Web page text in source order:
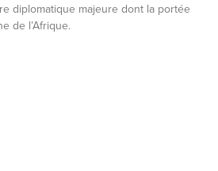
diplomatique majeure dont la portée
de l’Afrique.